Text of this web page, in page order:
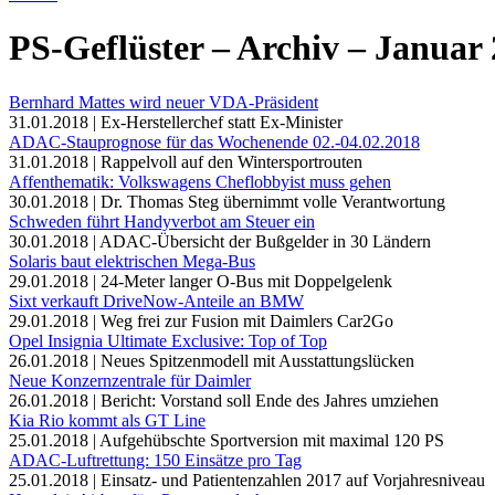
PS-Geflüster – Archiv – Januar
Bernhard Mattes wird neuer VDA-Präsident
31.01.2018 | Ex-Herstellerchef statt Ex-Minister
ADAC-Stauprognose für das Wochenende 02.-04.02.2018
31.01.2018 | Rappelvoll auf den Wintersportrouten
Affenthematik: Volkswagens Cheflobbyist muss gehen
30.01.2018 | Dr. Thomas Steg übernimmt volle Verantwortung
Schweden führt Handyverbot am Steuer ein
30.01.2018 | ADAC-Übersicht der Bußgelder in 30 Ländern
Solaris baut elektrischen Mega-Bus
29.01.2018 | 24-Meter langer O-Bus mit Doppelgelenk
Sixt verkauft DriveNow-Anteile an BMW
29.01.2018 | Weg frei zur Fusion mit Daimlers Car2Go
Opel Insignia Ultimate Exclusive: Top of Top
26.01.2018 | Neues Spitzenmodell mit Ausstattungslücken
Neue Konzernzentrale für Daimler
26.01.2018 | Bericht: Vorstand soll Ende des Jahres umziehen
Kia Rio kommt als GT Line
25.01.2018 | Aufgehübschte Sportversion mit maximal 120 PS
ADAC-Luftrettung: 150 Einsätze pro Tag
25.01.2018 | Einsatz- und Patientenzahlen 2017 auf Vorjahresniveau